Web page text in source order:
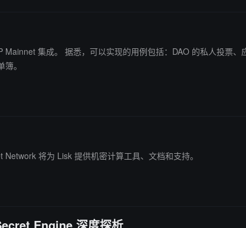
、游戏的安全随机数生成、
。
算层宣布与 Lisk 集成。 通过此次合作，Secret Network 将为 Lisk 提供机密计算工具、文档和支持。